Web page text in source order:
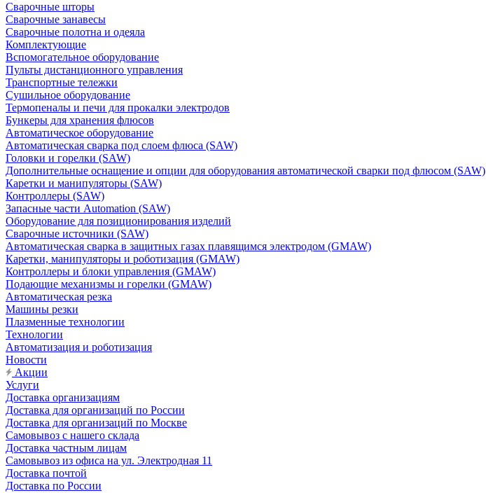
Сварочные шторы
Сварочные занавесы
Сварочные полотна и одеяла
Комплектующие
Вспомогательное оборудование
Пульты дистанционного управления
Транспортные тележки
Сушильное оборудование
Термопеналы и печи для прокалки электродов
Бункеры для хранения флюсов
Автоматическое оборудование
Автоматическая сварка под слоем флюса (SAW)
Головки и горелки (SAW)
Дополнительные оснащение и опции для оборудования автоматической сварки под флюсом (SAW)
Каретки и манипуляторы (SAW)
Контроллеры (SAW)
Запасные части Automation (SAW)
Оборудование для позиционирования изделий
Сварочные источники (SAW)
Автоматическая сварка в защитных газах плавящимся электродом (GMAW)
Каретки, манипуляторы и роботизация (GMAW)
Контроллеры и блоки управления (GMAW)
Подающие механизмы и горелки (GMAW)
Автоматическая резка
Машины резки
Плазменные технологии
Технологии
Автоматизация и роботизация
Новости
Акции
Услуги
Доставка организациям
Доставка для организаций по России
Доставка для организаций по Москве
Самовывоз с нашего склада
Доставка частным лицам
Самовывоз из офиса на ул. Электродная 11
Доставка почтой
Доставка по России